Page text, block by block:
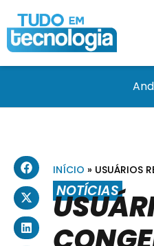
INÍCIO » USUÁRIOS
NOTÍCIAS